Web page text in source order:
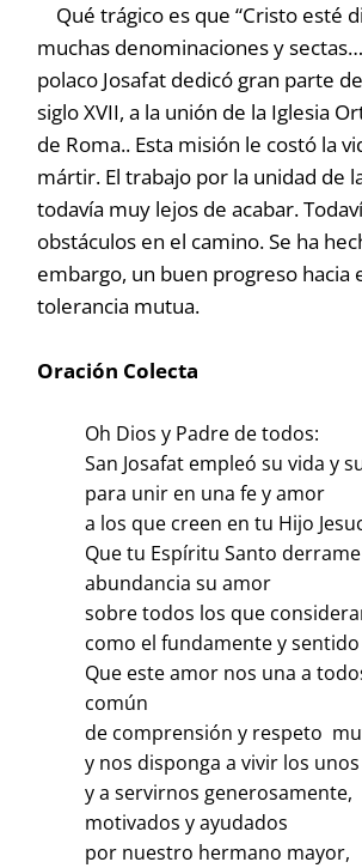
Qué trágico es que “Cristo esté
muchas denominaciones y
polaco Josafat dedicó gran parte
siglo XVII, a la unión de la Iglesia
de Roma.. Esta misión le costó la
mártir. El trabajo por la unidad de
todavía muy lejos de acabar.
obstáculos en el camino. Se ha
embargo, un buen progreso hacia
tolerancia mutua.
Oración Colecta
Oh Dios y Padre de todos:
San Josafat empleó su vida y
para unir en una fe y amor
a los que creen en tu Hijo
Que tu Espíritu Santo
abundancia su amor
sobre todos los que
como el fundamente y sentido
Que este amor nos una a
común
de comprensión y respeto
y nos disponga a vivir los
y a servirnos generosamente,
motivados y ayudados
por nuestro hermano mayor,